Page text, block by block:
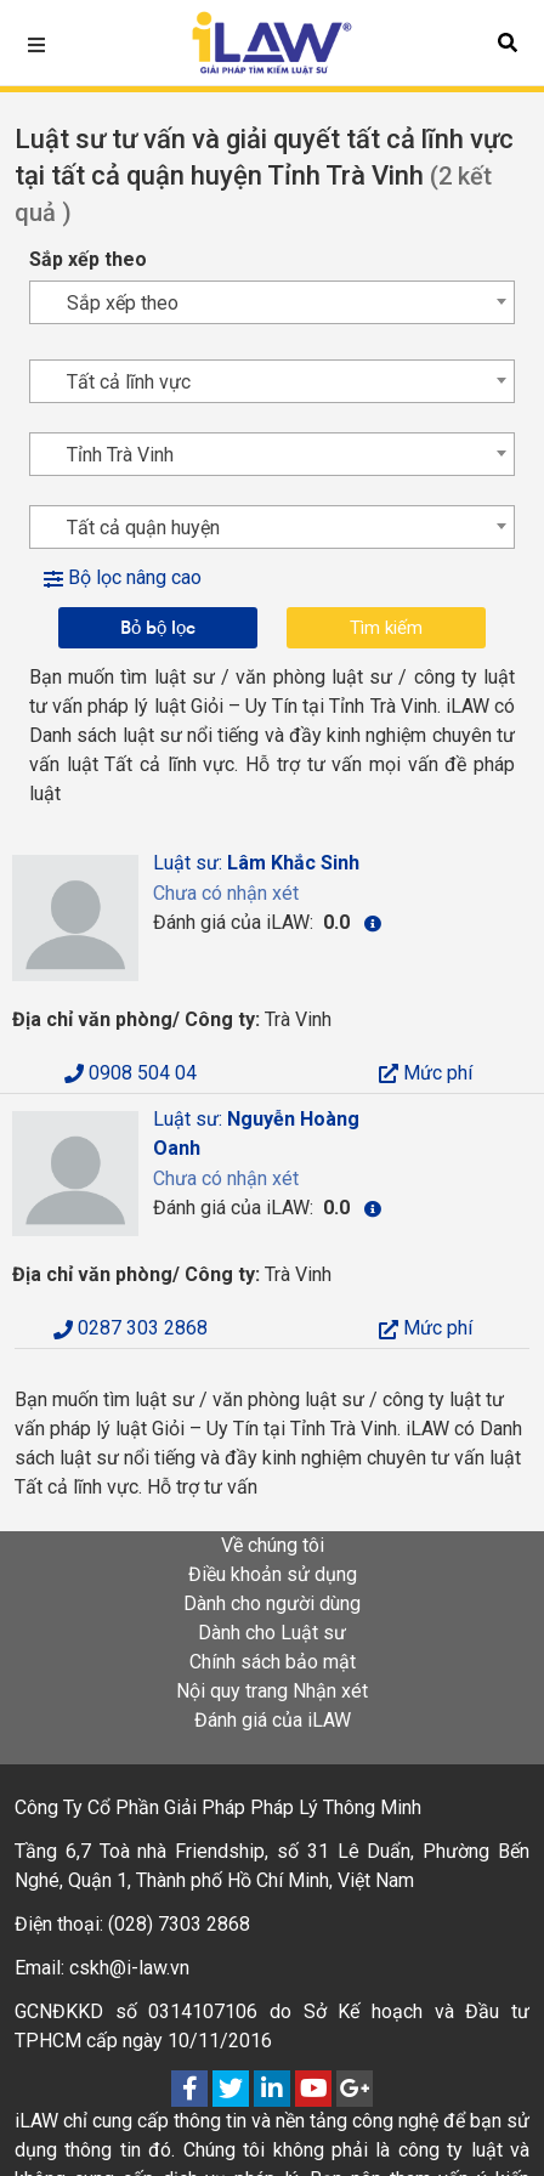
Luật sư tư vấn và giải quyết tất cả lĩnh vực
tại tất cả quận huyện Tỉnh Trà Vinh (2 kết
quả )
Sắp xếp theo
Sắp xếp theo
Tất cả lĩnh vực
Tỉnh Trà Vinh
Tất cả quận huyện
Bộ lọc nâng cao
Bỏ bộ lọc
Bạn muốn tìm luật sư / văn phòng luật sư / công ty luật
tư vấn pháp lý luật Giỏi – Uy Tín tại Tỉnh Trà Vinh. iLAW có
Danh sách luật sư nổi tiếng và đầy kinh nghiệm chuyên tư
vấn luật Tất cả lĩnh vực. Hỗ trợ tư vấn mọi vấn đề pháp
luật
Luật sư: Lâm Khắc Sinh
Chưa có nhận xét
Đánh giá của iLAW: 0.0
Địa chỉ văn phòng/ Công ty: Trà Vinh
0908 504 04
Mức phí
Luật sư: Nguyễn Hoàng
Oanh
Chưa có nhận xét
Đánh giá của iLAW: 0.0
Địa chỉ văn phòng/ Công ty: Trà Vinh
0287 303 2868 Mức phí
Bạn muốn tìm luật sư / văn phòng luật sư / công ty luật tư
vấn pháp lý luật Giỏi – Uy Tín tại Tỉnh Trà Vinh. iLAW có Danh
sách luật sư nổi tiếng và đầy kinh nghiệm chuyên tư vấn luật
Tất cả lĩnh vực. Hỗ trợ tư vấn
Về chúng tôi
Điều khoản sử dụng
Dành cho người dùng
Dành cho Luật sư
Chính sách bảo mật
Nội quy trang Nhận xét
Đánh giá của iLAW
Công Ty Cổ Phần Giải Pháp Pháp Lý Thông Minh
Tầng 6,7 Toà nhà Friendship, số 31 Lê Duẩn, Phường Bến
Nghé, Quận 1, Thành phố Hồ Chí Minh, Việt Nam
Điện thoại: (028) 7303 2868
Email: cskh@i-law.vn
GCNĐKKD số 0314107106 do Sở Kế hoạch và Đầu tư
TPHCM cấp ngày 10/11/2016
iLAW chỉ cung cấp thông tin và nền tảng công nghệ để bạn sử
dụng thông tin đó. Chúng tôi không phải là công ty luật và